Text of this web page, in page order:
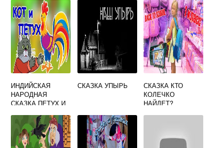
ОСТАНАВЛИВАЕТ
СЯ ПЕРЕД
ЗАКАТОМ
ИНДИЙСКАЯ
НАРОДНАЯ
СКАЗКА ПЕТУХ И
СКАЗКА УПЫРЬ
СКАЗКА КТО
КОЛЕЧКО
НАЙДЕТ?